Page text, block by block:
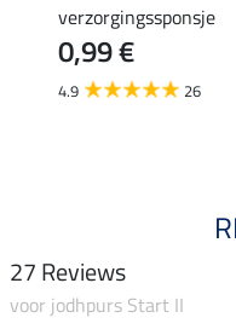
verzorgingssponsje
0,99 €
4.9 26
27 Reviews
voor jodhpurs Start II